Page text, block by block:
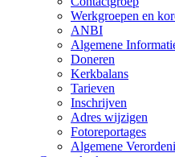
Werkgroepen en
ANBI
Algemene
Doneren
Kerkbalans
Tarieven
Inschrijven
Adres wijzigen
Fotoreportages
Algemene